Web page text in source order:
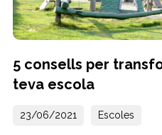
5 consells per
teva escola
23/06/2021 Escoles